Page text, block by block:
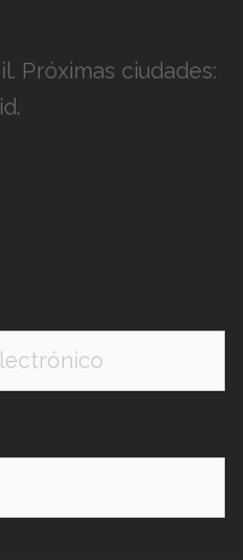
Próximas ciudades: